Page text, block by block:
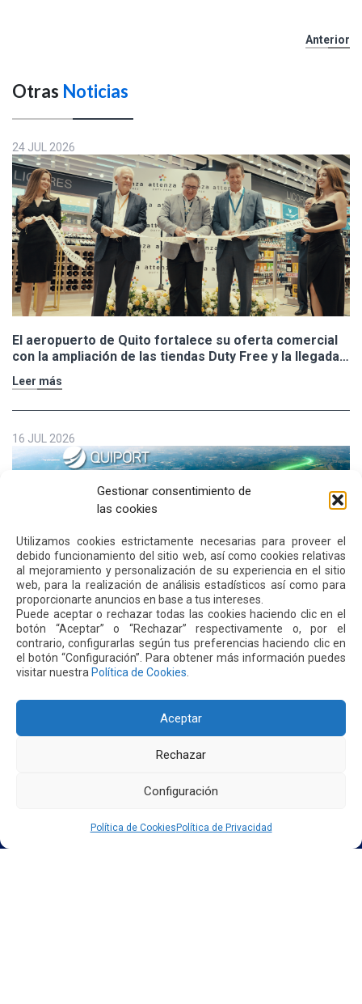
Gestionar consentimiento de
las cookies
Utilizamos cookies estrictamente necesarias para proveer el
debido funcionamiento del sitio web, así como cookies relativas
al mejoramiento y personalización de su experiencia en el sitio
web, para la realización de análisis estadísticos así como para
proporcionarte anuncios en base a tus intereses.
Puede aceptar o rechazar todas las cookies haciendo clic en el
botón “Aceptar” o “Rechazar” respectivamente o, por el
contrario, configurarlas según tus preferencias haciendo clic en
el botón “Configuración”. Para obtener más información puedes
visitar nuestra Política de Cookies
Aceptar
Rechazar
Configuración
Política de Cookies Política de Privacidad
Anterior
Otras Noticias
24 JUL 2026
El aeropuerto de Quito fortalece su oferta comercial
con la ampliación de las tiendas Duty Free y la llegada
de Polo Ralph Lauren y Adidas
Leer más
16 JUL 2026
Quiport presenta su Memoria de Sostenibilidad 2025:
cuando operar bien también significa cuidar la vida
Leer más